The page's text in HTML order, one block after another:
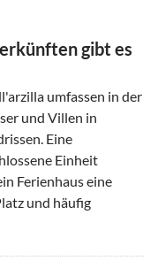
gibt es
umfassen in der
und Villen in
Eine
Einheit
Ferienhaus eine
und häufig